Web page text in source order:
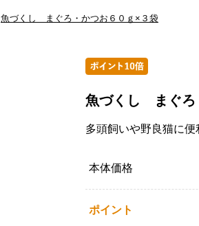
魚づくし まぐろ・かつお６０ｇ×３袋
魚づくし まぐろ
多頭飼いや野良猫に便
本体価格
ポイント